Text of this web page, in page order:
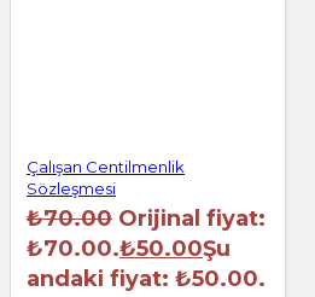
Çalışan Centilmenlik
Sözleşmesi
₺70.00 Orijinal fiyat:
₺70.00.₺50.00Şu
andaki fiyat: ₺50.00.